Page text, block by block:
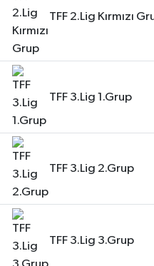
TFF 2.Lig Kırmızı
TFF 3.Lig 1.Grup
TFF 3.Lig 2.Grup
TFF 3.Lig 3.Grup